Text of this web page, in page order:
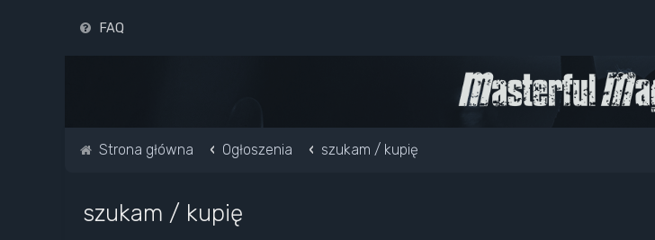
FAQ
Strona główna Ogłoszenia szukam / kupię
szukam / kupię